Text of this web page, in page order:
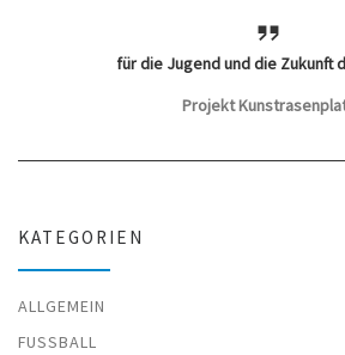
für die Jugend und die Zukunft
Projekt
KATEGORIEN
ALLGEMEIN
FUSSBALL